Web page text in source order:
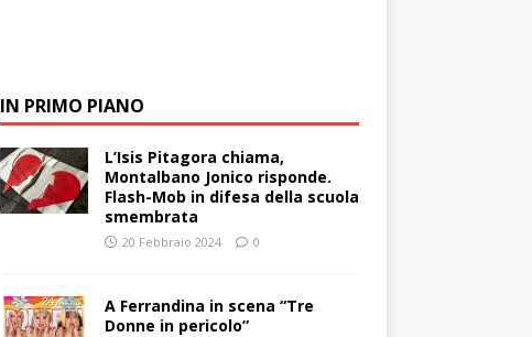
IN PRIMO PIANO
L’Isis Pitagora chiama,
Montalbano Jonico risponde.
Flash-Mob in difesa della scuola
smembrata
20 Febbraio 2024 0
A Ferrandina in scena “Tre
Donne in pericolo”